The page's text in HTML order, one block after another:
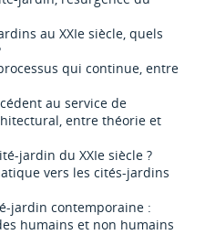
au XXIe siècle, quels
qui continue, entre
au service de
entre théorie et
jardin du XXIe siècle ?
vers les cités-jardins
jardin contemporaine :
humains et non humains